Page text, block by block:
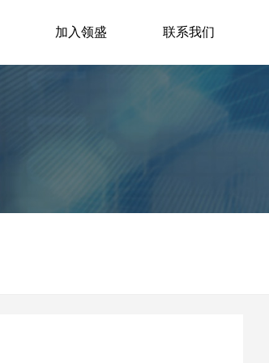
加入领盛 联系我们